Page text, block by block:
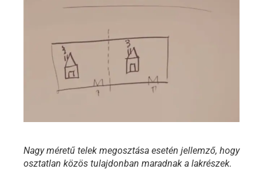
Nagy méretű telek megosztása esetén jellemző, hogy
osztatlan közös tulajdonban maradnak a lakrészek.